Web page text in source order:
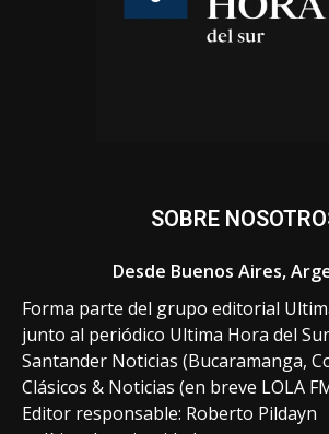
SOBRE
Desde Buenos Aires,
Forma parte del grupo editorial
junto al periódico Ultima Hora del
Santander Noticias (Bucaramanga,
Clásicos & Noticias (en breve LOLA
Editor responsable: Roberto Pildayn